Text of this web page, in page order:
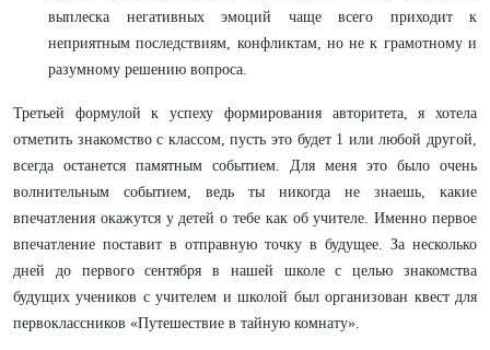
выплеска негативных эмоций чаще всего приходит к
неприятным последствиям, конфликтам, но не к грамотному и
разумному решению вопроса.
Третьей формулой к успеху формирования авторитета, я хотела
отметить знакомство с классом, пусть это будет 1 или любой другой,
всегда останется памятным событием. Для меня это было очень
волнительным событием, ведь ты никогда не знаешь, какие
впечатления окажутся у детей о тебе как об учителе. Именно первое
впечатление поставит в отправную точку в будущее. За несколько
дней до первого сентября в нашей школе с целью знакомства
будущих учеников с учителем и школой был организован квест для
первоклассников «Путешествие в тайную комнату».